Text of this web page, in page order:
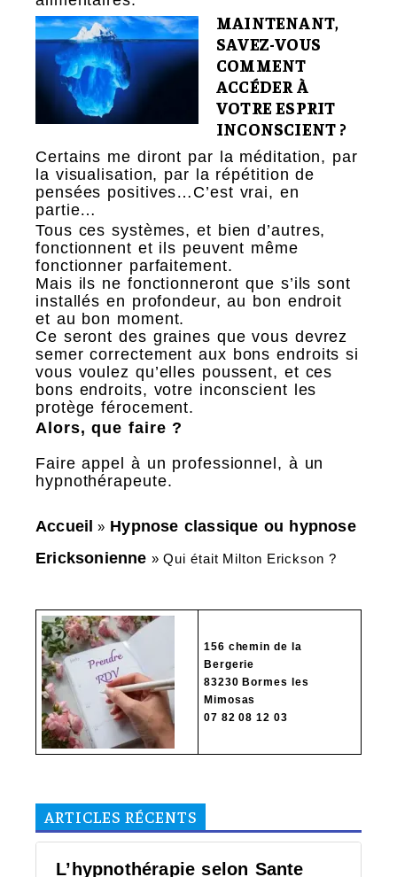
MAINTENANT,
SAVEZ-VOUS
COMMENT
ACCÉDER À
VOTRE ESPRIT
INCONSCIENT ?
Certains me diront par la méditation, par
la visualisation, par la répétition de
pensées positives…C’est vrai, en
partie…
Tous ces systèmes, et bien d’autres,
fonctionnent et ils peuvent même
fonctionner parfaitement.
Mais ils ne fonctionneront que s’ils sont
installés en profondeur, au bon endroit
et au bon moment.
Ce seront des graines que vous devrez
semer correctement aux bons endroits si
vous voulez qu’elles poussent, et ces
bons endroits, votre inconscient les
protège férocement.
Alors, que faire ?
Faire appel à un professionnel, à un
hypnothérapeute.
Accueil » Hypnose classique ou hypnose
Ericksonienne »Qui était Milton Erickson ?
156 chemin de la
Bergerie
83230 Bormes les
Mimosas
07 82 08 12 03
ARTICLES RÉCENTS
L’hypnothérapie selon Sante